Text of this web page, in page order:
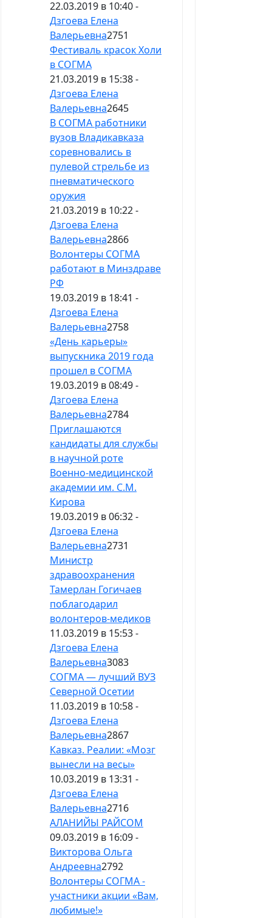
22.03.2019 в 10:40 -
Дзгоева Елена
Валерьевна2751
Фестиваль красок Холи
в СОГМА
21.03.2019 в 15:38 -
Дзгоева Елена
Валерьевна2645
В СОГМА работники
вузов Владикавказа
соревновались в
пулевой стрельбе из
пневматического
оружия
21.03.2019 в 10:22 -
Дзгоева Елена
Валерьевна2866
Волонтеры СОГМА
работают в Минздраве
РФ
19.03.2019 в 18:41 -
Дзгоева Елена
Валерьевна2758
«День карьеры»
выпускника 2019 года
прошел в СОГМА
19.03.2019 в 08:49 -
Дзгоева Елена
Валерьевна2784
Приглашаются
кандидаты для службы
в научной роте
Военно-медицинской
академии им. С.М.
Кирова
19.03.2019 в 06:32 -
Дзгоева Елена
Валерьевна2731
Министр
здравоохранения
Тамерлан Гогичаев
поблагодарил
волонтеров-медиков
11.03.2019 в 15:53 -
Дзгоева Елена
Валерьевна3083
СОГМА — лучший ВУЗ
Северной Осетии
11.03.2019 в 10:58 -
Дзгоева Елена
Валерьевна2867
Кавказ. Реалии: «Мозг
вынесли на весы»
10.03.2019 в 13:31 -
Дзгоева Елена
Валерьевна2716
АЛАНИЙЫ РАЙСОМ
09.03.2019 в 16:09 -
Викторова Ольга
Андреевна2792
Волонтеры СОГМА -
участники акции «Вам,
любимые!»